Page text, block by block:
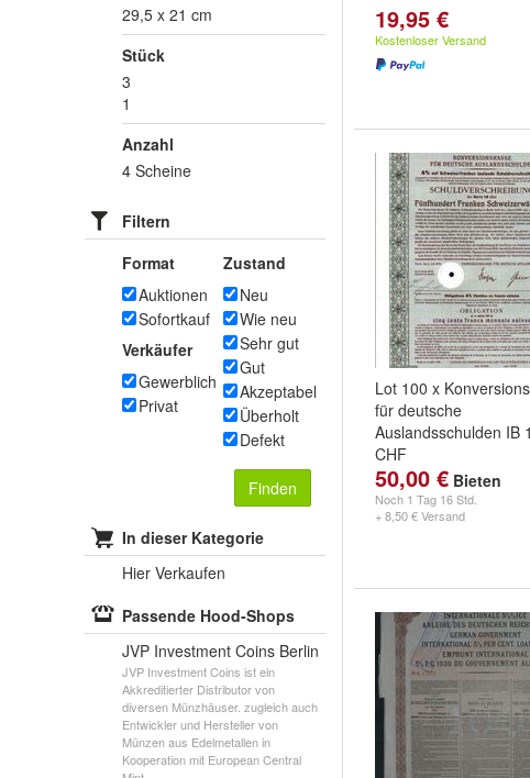
29,5 x 21 cm
Stück
3
1
Anzahl
4 Scheine
Filtern
Format
Auktionen
Sofortkauf
Verkäufer
Gewerblich
Privat
Zustand
Neu
Wie neu
Sehr gut
Gut
Akzeptabel
Überholt
Defekt
Finden
In dieser Kategorie
Hier Verkaufen
Passende Hood-Shops
JVP Investment Coins Berlin
JVP Investment Coins ist ein
Akkreditierter Distributor von
diversen Münzhäuser. zugleich auch
Entwickler und Hersteller von
Münzen aus Edelmetallen in
Kooperation mit European Central
19,95 €
Kostenloser Versand
Lot 100 x
für deutsche
Auslandsschulden IB
CHF
50,00 € Bieten
Noch 1 Tag 16 Std.
+ 8,50 € Versand